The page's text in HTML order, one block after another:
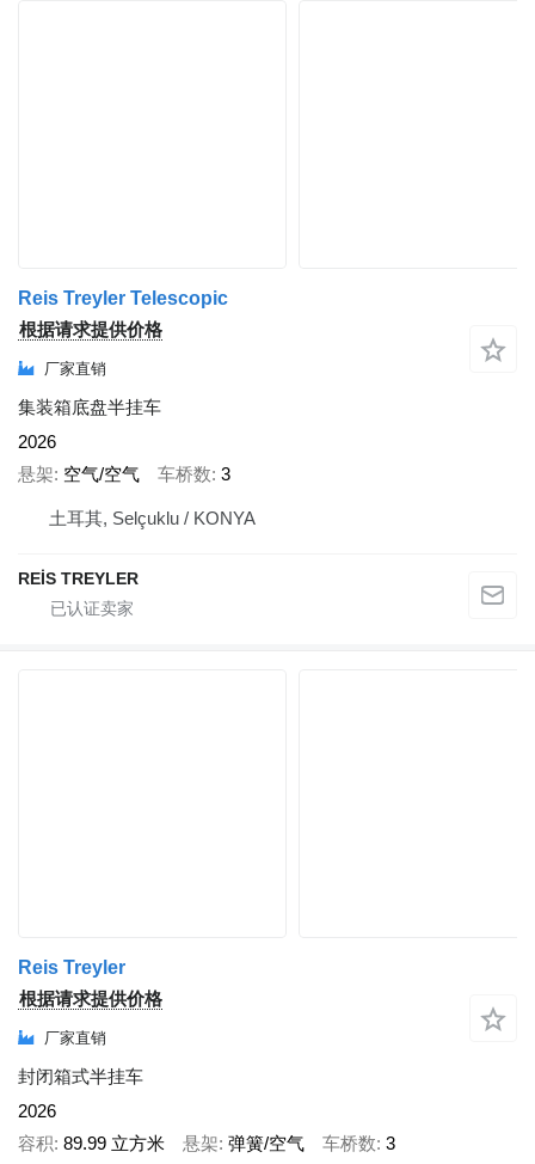
Reis Treyler Telescopic
根据请求提供价格
厂家直销
集装箱底盘半挂车
2026
悬架 空气/空气 车桥数 3
土耳其, Selçuklu / KONYA
REİS TREYLER
Reis Treyler
根据请求提供价格
厂家直销
封闭箱式半挂车
2026
容积 89.99 立方米 悬架 弹簧/空气 车桥数 3